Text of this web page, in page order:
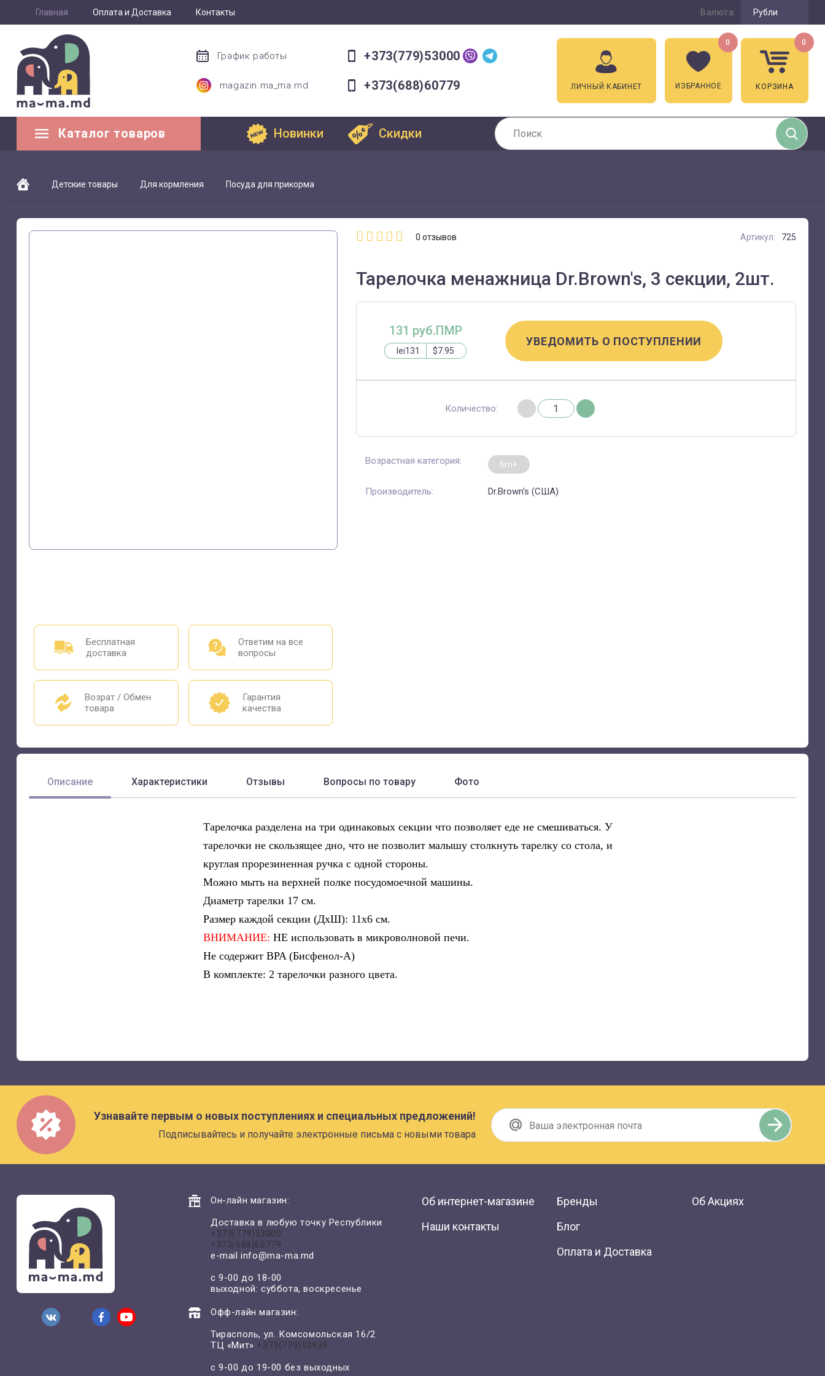
Главная Оплата и Доставка Контакты Валюта: Рубли
График работы +373(779)53000
magazin.ma_ma.md +373(688)60779 ЛИЧНЫЙ КАБИНЕТ ИЗБРАННОЕ
0
КОРЗИНА
0
Каталог товаров Новинки Скидки
Детские товары Для кормления Посуда для прикорма
Бесплатная
доставка
Ответим на все
вопросы
Возрат / Обмен
товара
Гарантия
качества
0отзывов Артикул: 725
Тарелочка менажница Dr.Brown's, 3 секции, 2шт.
131 руб.ПМР
lei131 $7.95
УВЕДОМИТЬ О ПОСТУПЛЕНИИ
Количество:
Возрастная категория: 6m+
Производитель: Dr.Brown's (США)
Описание Характеристики Отзывы Вопросы по товару Фото
Tарелочка разделена на три одинаковых секции что позволяет еде не смешиваться. У
тарелочки не скользящее дно, что не позволит малышу столкнуть тарелку со стола, и
круглая прорезиненная ручка с одной стороны.
Можно мыть на верхней полке посудомоечной машины.
Диаметр тарелки 17 см.
Размер каждой секции (ДхШ): 11х6 см.
ВНИМАНИЕ: НЕ использовать в микроволновой печи.
Не содержит BPA (Бисфенол-А)
В комплекте: 2 тарелочки разного цвета.
Узнавайте первым о новых поступлениях и специальных предложений!
Подписывайтесь и получайте электронные письма с новыми товара
Он-лайн магазин:
Доставка в любую точку Республики
+373(779)53000
+373(688)60779
e-mailinfo@ma-ma.md
с 9-00 до 18-00
выходной: суббота, воскресенье
Офф-лайн магазин:
Тирасполь, ул. Комсомольская 16/2
ТЦ «Мит» +373(779)53939
с 9-00 до 19-00 без выходных
Об интернет-магазине
Наши контакты
Бренды
Блог
Оплата и Доставка
Об Акциях